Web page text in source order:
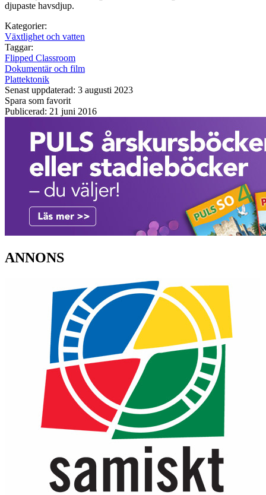
djupaste havsdjup.
Kategorier:
Växtlighet och vatten
Taggar:
Flipped Classroom
Dokumentär och film
Plattektonik
Senast uppdaterad: 3 augusti 2023
Spara som favorit
Publicerad: 21 juni 2016
ANNONS